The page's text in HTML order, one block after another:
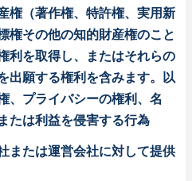
権（著作権、特許権、実用新
権その他の知的財産権のこと
利を取得し、またはそれらの
出願する権利を含みます。以
、プライバシーの権利、名
たは利益を侵害する行為
または運営会社に対して提供